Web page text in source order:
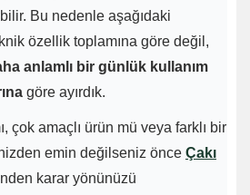
Bu nedenle aşağıdaki
özellik toplamına göre değil,
anlamlı bir günlük kullanım
göre ayırdık.
çok amaçlı ürün mü veya farklı bir
emin değilseniz önce Çakı
karar yönünüzü